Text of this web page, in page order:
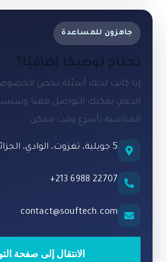
جاهزون للمساعدة
تحتاج توضيحًا إضافيًا؟
إذا كانت لديك أسئلة تخص
الدعم، يمكنك التواصل معنا
المناسبة بأسرع وقت ممكن.
5 جويلية، تغزوت، الوادي، الجزائر
+213 6988 22707
contact@souftech.com
الانتقال إلى صفحة